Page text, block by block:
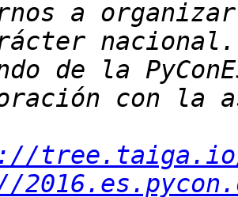
nacional.
tree.taiga.io/